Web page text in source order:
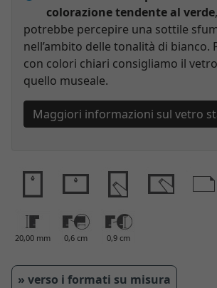
colorazione tendente al verde
potrebbe percepire una sottile
nell’ambito delle tonalità di bianco.
con colori chiari consigliamo il
quello museale.
Maggiori informazioni sul vetro
20,00 mm 0,6 cm 0,9 cm
» verso i formati su misura